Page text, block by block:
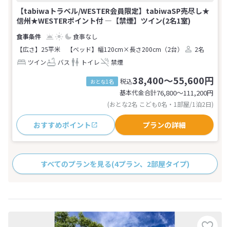
【tabiwaトラベル/WESTER会員限定】tabiwaSP売尽し★
信州★WESTERポイント付 ―【禁煙】ツイン(2名1室)
食事なし
【広さ】25平米
【ベッド】幅120cm×長さ200cm（2台）
2名
ツイン
バス トイレ 禁煙
おとな1名 税込38,400～55,600円
基本代金合計76,800〜111,200円
(おとな2名 こども0名・1部屋/1泊2日)
おすすめポイント プランの詳細
すべてのプランを見る(4プラン、2部屋タイプ)